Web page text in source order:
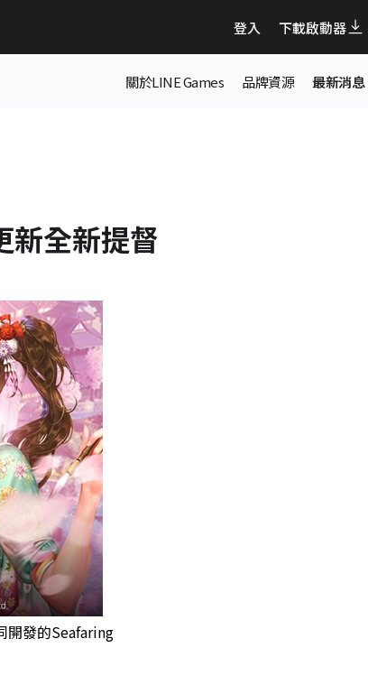
登入 下載啟動器
關於LINE Games 品牌資源 最新消息
新全新提督
開發的Seafaring